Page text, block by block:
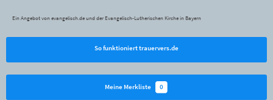
Ein Angebot von evangelisch.de und der Evangelisch-Lutherischen Kirche in Bayern
So funktioniert trauervers.de
Meine Merkliste 0